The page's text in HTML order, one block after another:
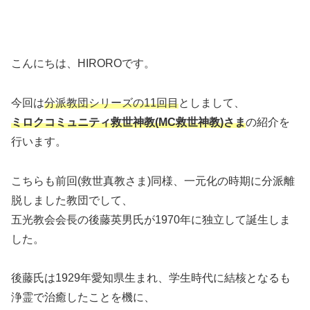
こんにちは、HIROROです。
今回は分派教団シリーズの11回目としまして、
ミロクコミュニティ救世神教(MC救世神教)さまの紹介を
行います。
こちらも前回(救世真教さま)同様、一元化の時期に分派離
脱しました教団でして、
五光教会会長の後藤英男氏が1970年に独立して誕生しま
した。
後藤氏は1929年愛知県生まれ、学生時代に結核となるも
浄霊で治癒したことを機に、